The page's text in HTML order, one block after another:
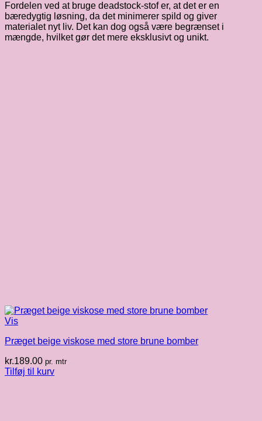
Fordelen ved at bruge deadstock-stof er, at det er en
bæredygtig løsning, da det minimerer spild og giver
materialet nyt liv. Det kan dog også være begrænset i
mængde, hvilket gør det mere eksklusivt og unikt.
Vis
Præget beige viskose med store brune bomber
kr.189.00 pr. mtr
Tilføj til kurv